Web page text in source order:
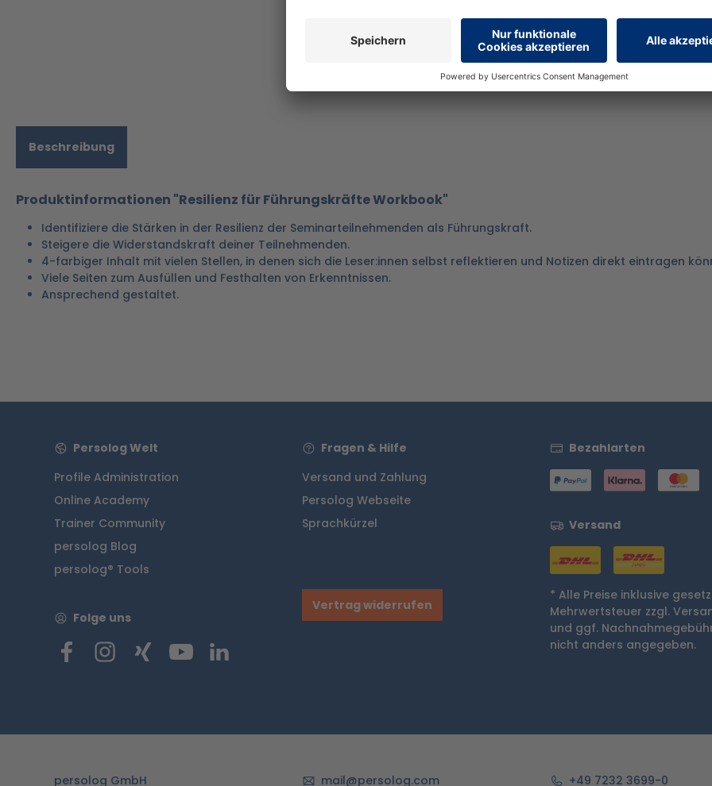
Zum Merkzettel
Beschreibung
Produktinformationen "Resilienz für Führungskräfte Workbook"
Identifiziere die Stärken in der Resilienz der Seminarteilnehmenden als Führungskraft.
Steigere die Widerstandskraft deiner Teilnehmenden.
4-farbiger Inhalt mit vielen Stellen, in denen sich die Leser:innen selbst reflektieren und Notizen direkt eintragen
Viele Seiten zum Ausfüllen und Festhalten von Erkenntnissen.
Ansprechend gestaltet.
Persolog Welt
Profile Administration
Online Academy
Trainer Community
persolog Blog
persolog® Tools
Folge uns
Fragen & Hilfe
Versand und Zahlung
Persolog Webseite
Sprachkürzel
Vertrag widerrufen
Bezahlarten
Versand
* Alle Preise inklusive
Mehrwertsteuer zzgl.
und ggf.
nicht anders angegeben.
persolog GmbH mail@persolog.com +49 7232 3699-0